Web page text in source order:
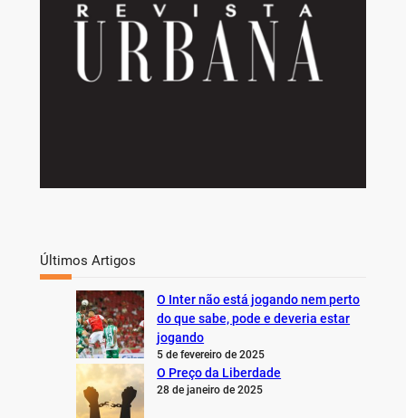
Últimos Artigos
O Inter não está jogando nem perto
do que sabe, pode e deveria estar
jogando
5 de fevereiro de 2025
O Preço da Liberdade
28 de janeiro de 2025